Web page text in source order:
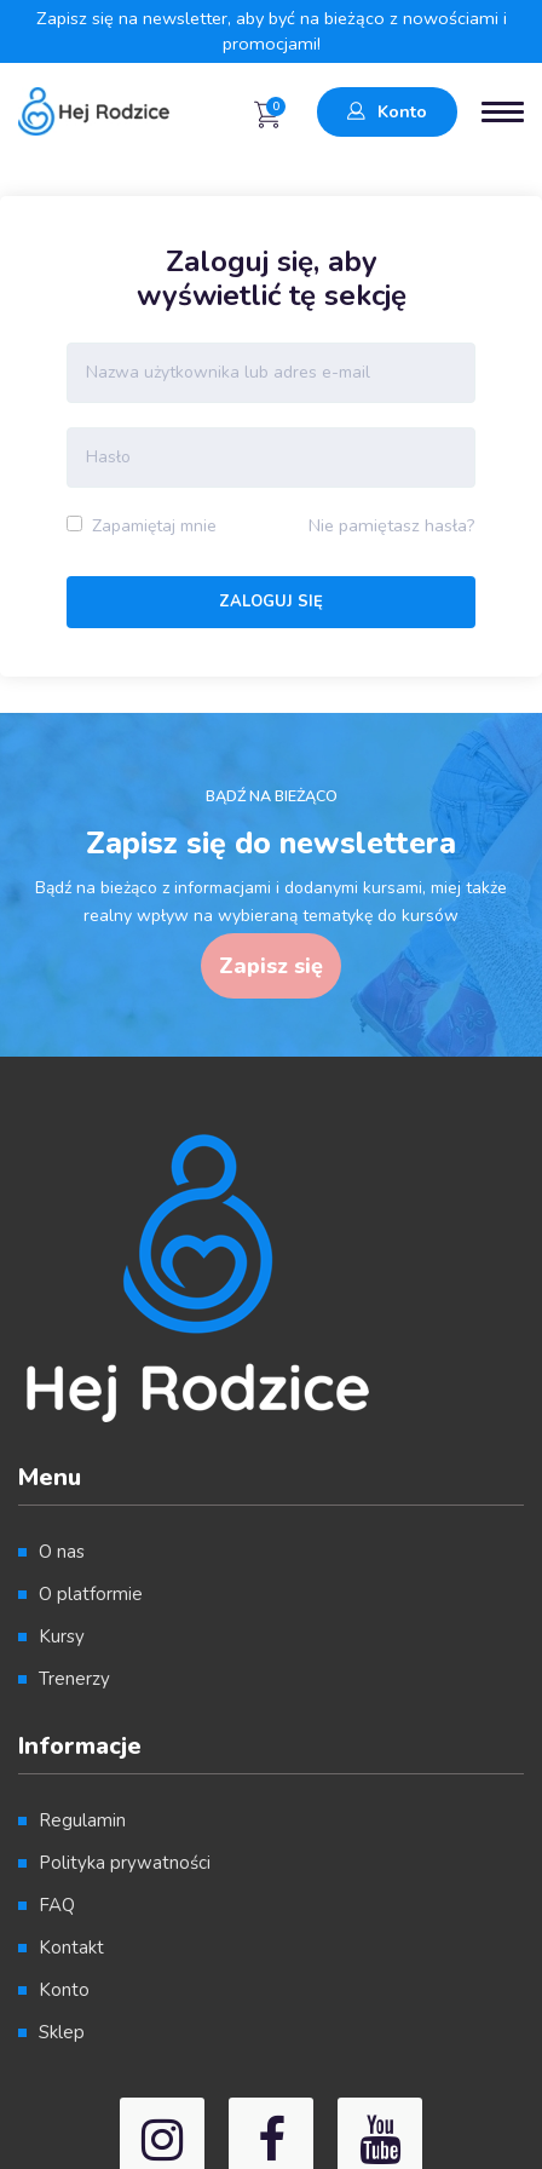
Zapisz się na newsletter, aby być na bieżąco z nowościami i
promocjami!
0 Konto
Zaloguj się, aby
wyświetlić tę sekcję
Zapamiętaj mnie Nie pamiętasz hasła?
BĄDŹ NA BIEŻĄCO
Zapisz się do newslettera
Bądź na bieżąco z informacjami i dodanymi kursami, miej także
realny wpływ na wybieraną tematykę do kursów
Zapisz się
Menu
O nas
O platformie
Kursy
Trenerzy
Informacje
Regulamin
Polityka prywatności
FAQ
Kontakt
Konto
Sklep